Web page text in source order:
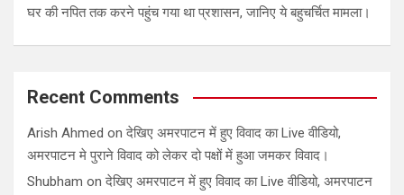
घर की नपित तक करने पहुंच गया था प्रशासन, जानिए ये बहुचर्चित मामला।
Recent Comments
Arish Ahmed onदेखिए अमरपाटन में हुए विवाद का Live वीडियो,
अमरपाटन मे पुराने विवाद को लेकर दो पक्षों में हुआ जमकर विवाद।
Shubham onदेखिए अमरपाटन में हुए विवाद का Live वीडियो, अमरपाटन